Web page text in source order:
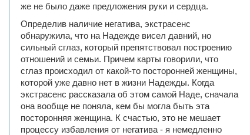
же не было даже предложения руки и сердца.
Определив наличие негатива, экстрасенс
обнаружила, что на Надежде висел давний, но
сильный сглаз, который препятствовал построению
отношений и семьи. Причем карты говорили, что
сглаз происходил от какой-то посторонней женщины,
которой уже давно нет в жизни Надежды. Когда
экстрасенс рассказала об этом самой Наде, сначала
она вообще не поняла, кем бы могла быть эта
посторонняя женщина. К счастью, это не мешает
процессу избавления от негатива - я немедленно